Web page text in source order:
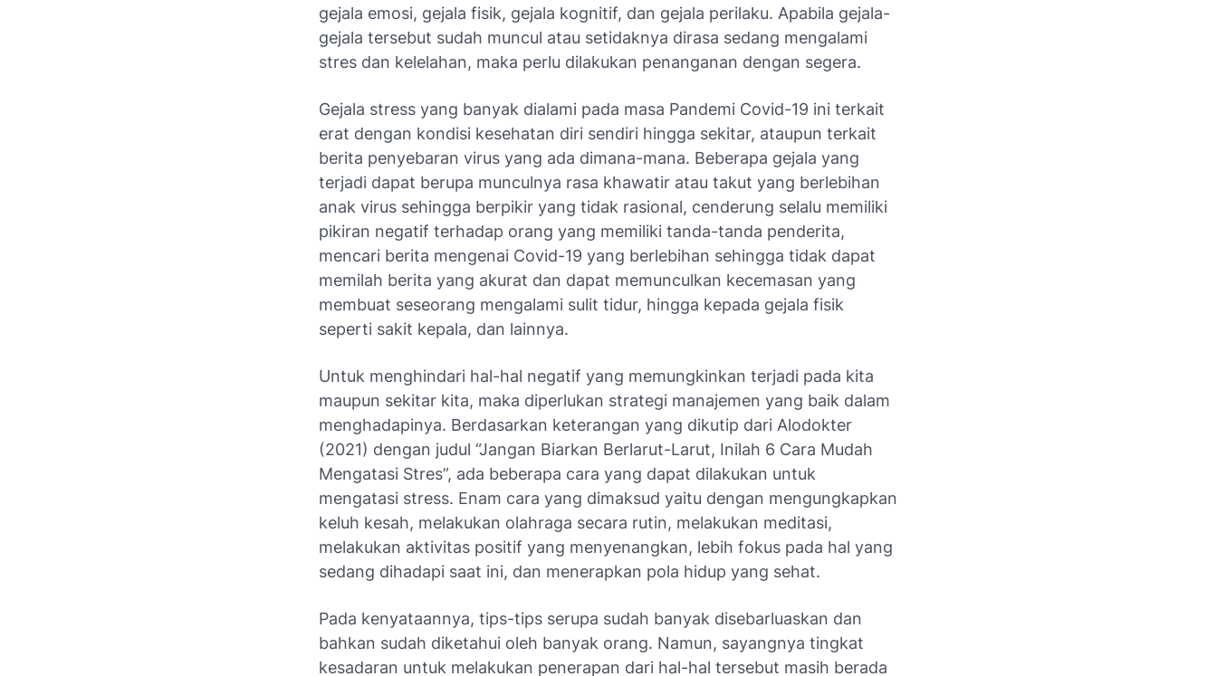
gejala emosi, gejala fisik, gejala kognitif, dan gejala perilaku. Apabila gejala-
gejala tersebut sudah muncul atau setidaknya dirasa sedang mengalami
stres dan kelelahan, maka perlu dilakukan penanganan dengan segera.
Gejala stress yang banyak dialami pada masa Pandemi Covid-19 ini terkait
erat dengan kondisi kesehatan diri sendiri hingga sekitar, ataupun terkait
berita penyebaran virus yang ada dimana-mana. Beberapa gejala yang
terjadi dapat berupa munculnya rasa khawatir atau takut yang berlebihan
anak virus sehingga berpikir yang tidak rasional, cenderung selalu memiliki
pikiran negatif terhadap orang yang memiliki tanda-tanda penderita,
mencari berita mengenai Covid-19 yang berlebihan sehingga tidak dapat
memilah berita yang akurat dan dapat memunculkan kecemasan yang
membuat seseorang mengalami sulit tidur, hingga kepada gejala fisik
seperti sakit kepala, dan lainnya.
Untuk menghindari hal-hal negatif yang memungkinkan terjadi pada kita
maupun sekitar kita, maka diperlukan strategi manajemen yang baik dalam
menghadapinya. Berdasarkan keterangan yang dikutip dari Alodokter
(2021) dengan judul “Jangan Biarkan Berlarut-Larut, Inilah 6 Cara Mudah
Mengatasi Stres”, ada beberapa cara yang dapat dilakukan untuk
mengatasi stress. Enam cara yang dimaksud yaitu dengan mengungkapkan
keluh kesah, melakukan olahraga secara rutin, melakukan meditasi,
melakukan aktivitas positif yang menyenangkan, lebih fokus pada hal yang
sedang dihadapi saat ini, dan menerapkan pola hidup yang sehat.
Pada kenyataannya, tips-tips serupa sudah banyak disebarluaskan dan
bahkan sudah diketahui oleh banyak orang. Namun, sayangnya tingkat
kesadaran untuk melakukan penerapan dari hal-hal tersebut masih berada